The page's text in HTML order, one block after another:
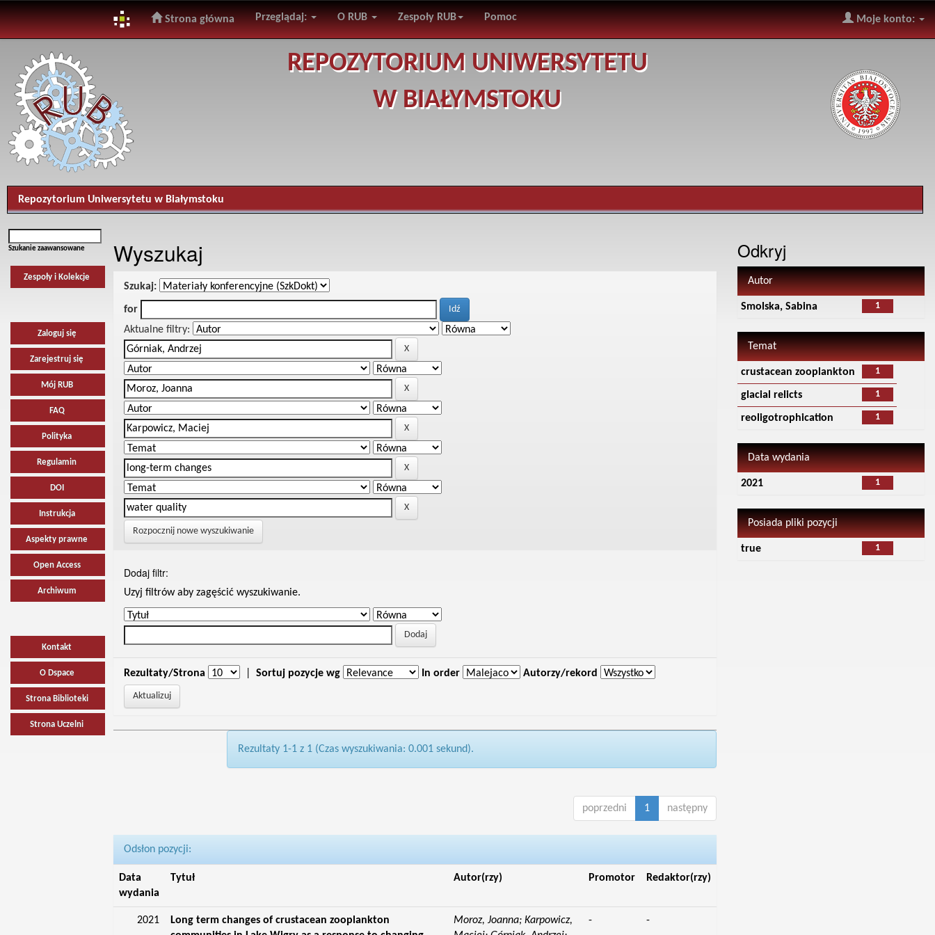
navigation
Strona główna Przeglądaj: O RUB Zespoły RUB Pomoc Moje konto:
REPOZYTORIUM UNIWERSYTETU
W BIAŁYMSTOKU
Repozytorium Uniwersytetu w Białymstoku
Szukanie zaawansowane
Zespoły i Kolekcje
Zaloguj się
Zarejestruj się
Mój RUB
FAQ
Polityka
Regulamin
DOI
Instrukcja
Aspekty prawne
Open Access
Archiwum
Kontakt
O Dspace
Strona Biblioteki
Strona Uczelni
Wyszukaj
Szukaj:
for
Aktualne filtry:
Rozpocznij nowe wyszukiwanie
Dodaj filtr:
Uzyj filtrów aby zagęścić wyszukiwanie.
Rezultaty/Strona Sortuj pozycje wg In order Autorzy/rekord
Rezultaty 1-1 z 1 (Czas wyszukiwania: 0.001 sekund).
poprzedni 1 następny
Odsłon pozycji:
Data
wydania
Tytuł Autor(rzy) Promotor Redaktor(rzy)
2021
Long term changes of crustacean zooplankton
Moroz, Joanna; Karpowicz,
- -
Odkryj
Autor
1
Smolska, Sabina
Temat
1
crustacean zooplankton
1
glacial relicts
1
reoligotrophication
Data wydania
1
2021
Posiada pliki pozycji
1
true